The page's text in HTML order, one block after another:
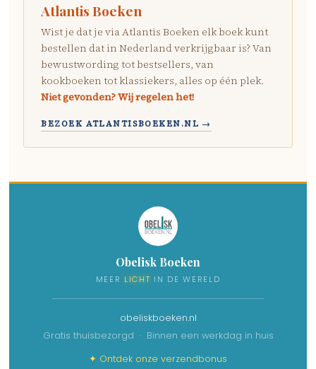
Atlantis Boeken
Wist je dat je via Atlantis Boeken elk boek kunt
bestellen dat in Nederland verkrijgbaar is? Van
bewustwording tot bestsellers, van
kookboeken tot klassiekers, alles op één plek.
Niet gevonden? Wij regelen het!
BEZOEK ATLANTISBOEKEN.NL →
Obelisk Boeken
MEER LICHT IN DE WERELD
obeliskboeken.nl
Gratis thuisbezorgd · Binnen een werkdag in huis
✦ Ontdek onze verzendbonus